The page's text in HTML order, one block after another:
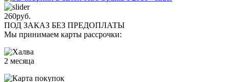
260руб.
ПОД ЗАКАЗ БЕЗ ПРЕДОПЛАТЫ
Мы принимаем карты рассрочки:
2 месяца